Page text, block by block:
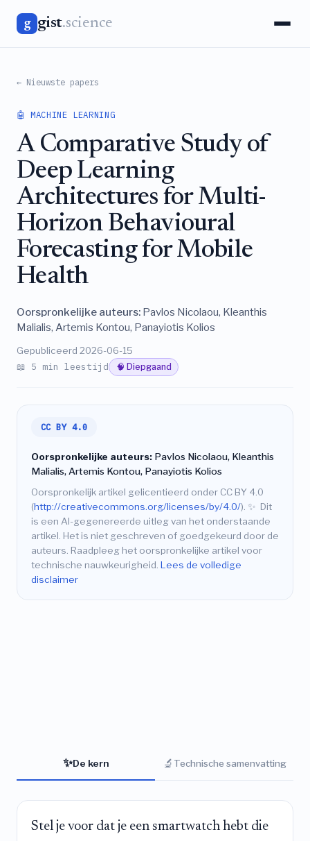
g gist.science
← Nieuwste papers
🤖 MACHINE LEARNING
A Comparative Study of
Deep Learning
Architectures for Multi-
Horizon Behavioural
Forecasting for Mobile
Health
Oorspronkelijke auteurs: Pavlos Nicolaou, Kleanthis
Malialis, Artemis Kontou, Panayiotis Kolios
Gepubliceerd 2026-06-15
📖 5 min leestijd 🧠 Diepgaand
CC BY 4.0
Oorspronkelijke auteurs: Pavlos Nicolaou, Kleanthis
Malialis, Artemis Kontou, Panayiotis Kolios
Oorspronkelijk artikel gelicentieerd onder CC BY 4.0
(http://creativecommons.org/licenses/by/4.0/). ✨ Dit
is een AI-gegenereerde uitleg van het onderstaande
artikel. Het is niet geschreven of goedgekeurd door de
auteurs. Raadpleeg het oorspronkelijke artikel voor
technische nauwkeurigheid. Lees de volledige
disclaimer
✨De kern 🔬 Technische samenvatting
Stel je voor dat je een smartwatch hebt die